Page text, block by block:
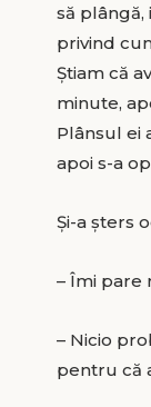
să plângă,
privind
Știam că
minute,
Plânsul ei
apoi s-a
Și-a șters
– Îmi pare
– Nicio
pentru că